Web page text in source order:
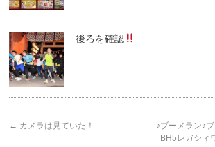
後ろを確認
← カメラは見ていた！
♪ブーメラン♪
BH5レガシィ